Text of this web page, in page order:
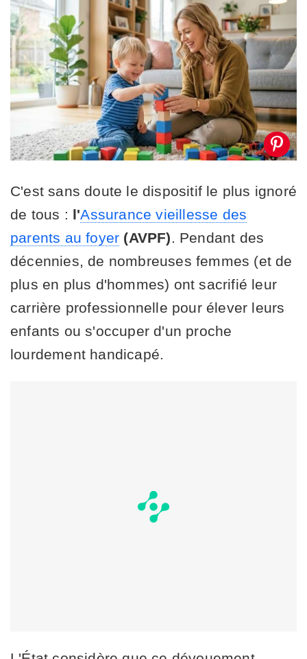
C'est sans doute le dispositif le plus ignoré
de tous : l'Assurance vieillesse des
parents au foyer (AVPF). Pendant des
décennies, de nombreuses femmes (et de
plus en plus d'hommes) ont sacrifié leur
carrière professionnelle pour élever leurs
enfants ou s'occuper d'un proche
lourdement handicapé.